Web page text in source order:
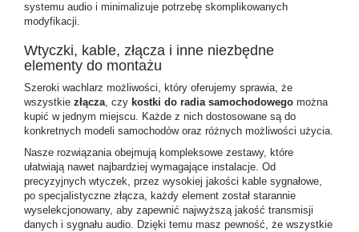
systemu audio i minimalizuje potrzebę skomplikowanych
modyfikacji.
Wtyczki, kable, złącza i inne niezbędne
elementy do montażu
Szeroki wachlarz możliwości, który oferujemy sprawia, że
wszystkie złącza, czy kostki do radia samochodowego można
kupić w jednym miejscu. Każde z nich dostosowane są do
konkretnych modeli samochodów oraz różnych możliwości użycia.
Nasze rozwiązania obejmują kompleksowe zestawy, które
ułatwiają nawet najbardziej wymagające instalacje. Od
precyzyjnych wtyczek, przez wysokiej jakości kable sygnałowe,
po specjalistyczne złącza, każdy element został starannie
wyselekcjonowany, aby zapewnić najwyższą jakość transmisji
danych i sygnału audio. Dzięki temu masz pewność, że wszystkie